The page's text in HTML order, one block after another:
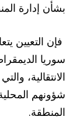
بشأن إدارة
فإن التعيين
سوريا
الانتقالية،
شؤونهم
المنطقة.